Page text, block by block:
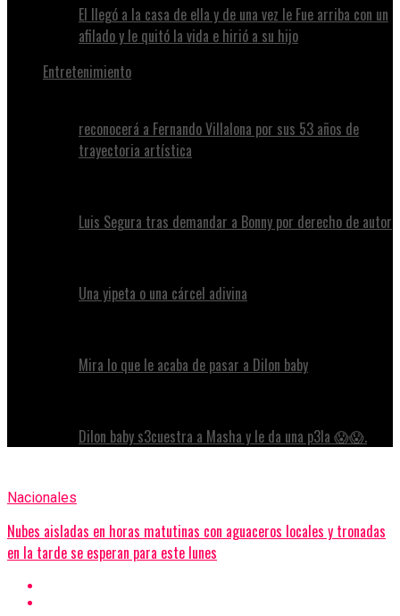
El llegó a la casa de ella y de una vez le Fue arriba con un
afilado y le quitó la vida e hirió a su hijo
Entretenimiento
reconocerá a Fernando Villalona por sus 53 años de
trayectoria artística
Luis Segura tras demandar a Bonny por derecho de autor
Una yipeta o una cárcel adivina
Mira lo que le acaba de pasar a Dilon baby
Dilon baby s3cuestra a Masha y le da una p3la 😱😱.
Nacionales
Nubes aisladas en horas matutinas con aguaceros locales y tronadas
en la tarde se esperan para este lunes